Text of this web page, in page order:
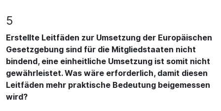
5
Erstellte Leitfäden zur Umsetzung der Europäischen
Gesetzgebung sind für die Mitgliedstaaten nicht
bindend, eine einheitliche Umsetzung ist somit nicht
gewährleistet. Was wäre erforderlich, damit diesen
Leitfäden mehr praktische Bedeutung beigemessen
wird?